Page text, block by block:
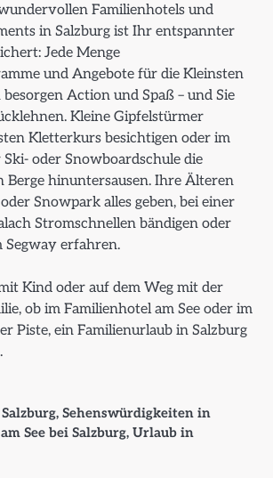
Familienhotels und
in Salzburg ist Ihr entspannter
Jede Menge
und Angebote für die Kleinsten
Action und Spaß – und Sie
Kleine Gipfelstürmer
Kletterkurs besichtigen oder im
oder Snowboardschule die
Berge hinuntersausen. Ihre Älteren
Snowpark alles geben, bei einer
Stromschnellen bändigen oder
Segway erfahren.
Kind oder auf dem Weg mit der
ob im Familienhotel am See oder im
Piste, ein Familienurlaub in Salzburg
, Sehenswürdigkeiten in
See bei Salzburg, Urlaub in